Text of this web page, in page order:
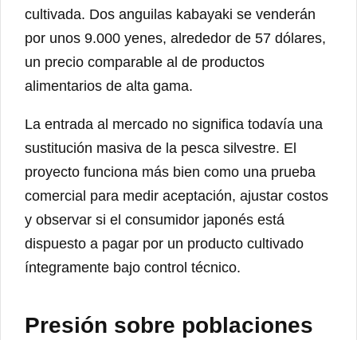
cultivada. Dos anguilas kabayaki se venderán
por unos 9.000 yenes, alrededor de 57 dólares,
un precio comparable al de productos
alimentarios de alta gama.
La entrada al mercado no significa todavía una
sustitución masiva de la pesca silvestre. El
proyecto funciona más bien como una prueba
comercial para medir aceptación, ajustar costos
y observar si el consumidor japonés está
dispuesto a pagar por un producto cultivado
íntegramente bajo control técnico.
Presión sobre poblaciones